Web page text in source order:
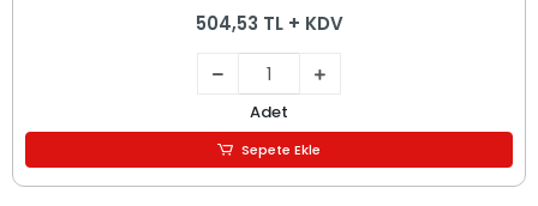
504,53 TL + KDV
Adet
Sepete Ekle